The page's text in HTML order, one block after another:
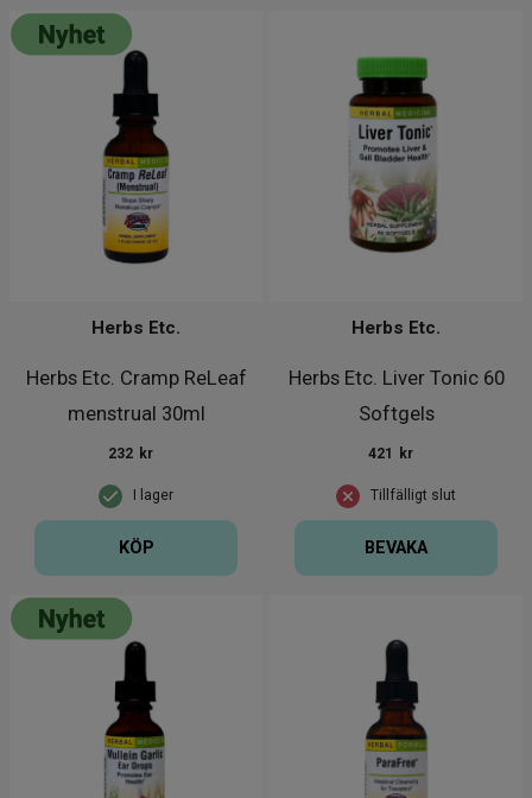
Herbs Etc. Cramp ReLeaf
menstrual 30ml
Herbs Etc.
I lager
232 kr
KÖP
Herbs Etc. Liver Tonic 60
Softgels
Herbs Etc.
Tillfälligt slut
421 kr
BEVAKA